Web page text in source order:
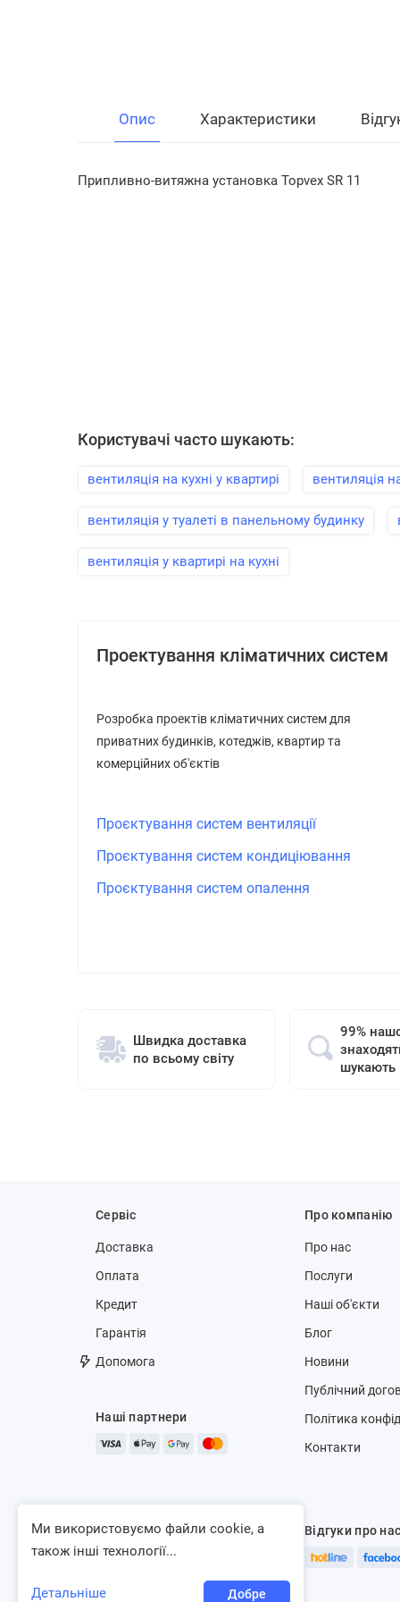
Опис Характеристики
Припливно-витяжна установка Topvex SR 11
Користувачі часто шукають:
вентиляція на кухні у квартирі вентиляція
вентиляція у туалеті в панельному будинку
вентиляція у квартирі на кухні
Проектування кліматичних систем
Розробка проектів кліматичних систем для
приватних будинків, котеджів, квартир та
комерційних об'єктів
Проєктування систем вентиляції
Проєктування систем кондиціювання
Проєктування систем опалення
Швидка доставка
по всьому світу
99%
шукають
Сервіс
Доставка
Оплата
Кредит
Гарантія
Допомога
Наші партнери
Про компанію
Про нас
Послуги
Наші об'єкти
Блог
Новини
Публічний
Політика
Контакти
Відгуки про нас
Ми використовуємо файли cookie, а
також інші технології...
Детальніше Добре